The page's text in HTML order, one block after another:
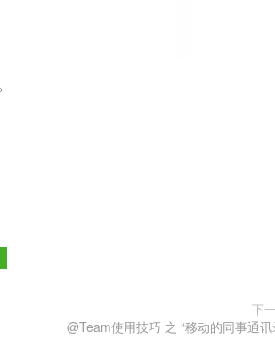
下
@Team使用技巧 之 “移动的同事通讯